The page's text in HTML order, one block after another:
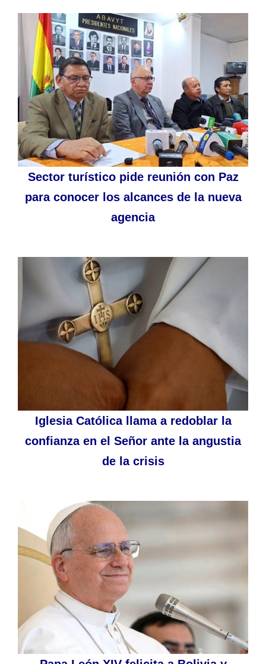
Sector turístico pide reunión con Paz
para conocer los alcances de la nueva
agencia
Iglesia Católica llama a redoblar la
confianza en el Señor ante la angustia
de la crisis